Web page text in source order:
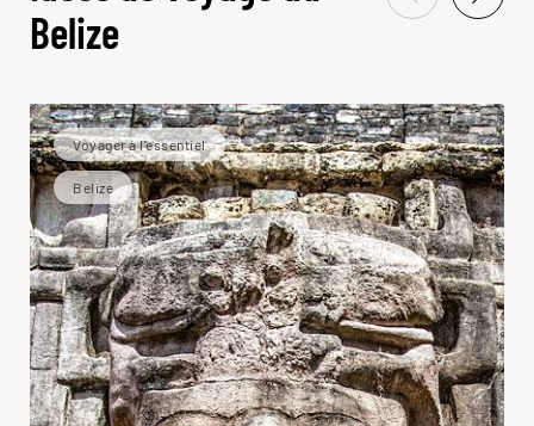
Belize
Voyager à l’essentiel
Belize